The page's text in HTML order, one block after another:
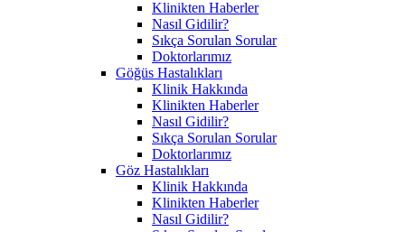
Klinikten Haberler
Nasıl Gidilir?
Sıkça Sorulan Sorular
Doktorlarımız
Göğüs Hastalıkları
Klinik Hakkında
Klinikten Haberler
Nasıl Gidilir?
Sıkça Sorulan Sorular
Doktorlarımız
Göz Hastalıkları
Klinik Hakkında
Klinikten Haberler
Nasıl Gidilir?